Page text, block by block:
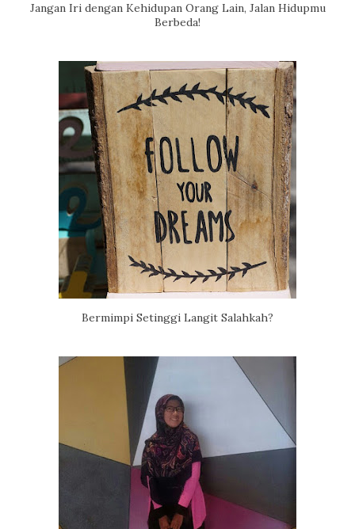
Jangan Iri dengan Kehidupan Orang Lain, Jalan Hidupmu
Berbeda!
Bermimpi Setinggi Langit Salahkah?